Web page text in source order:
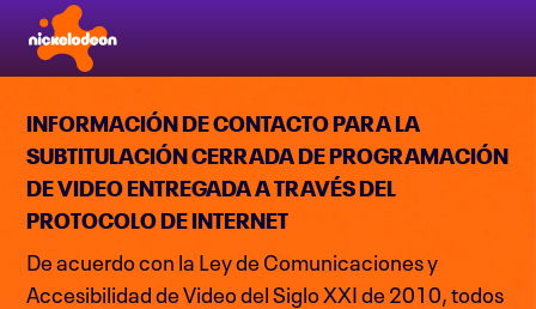
INFORMACIÓN DE CONTACTO PARA LA
SUBTITULACIÓN CERRADA DE PROGRAMACIÓN
DE VIDEO ENTREGADA A TRAVÉS DEL
PROTOCOLO DE INTERNET
De acuerdo con la Ley de Comunicaciones y
Accesibilidad de Video del Siglo XXI de 2010, todos